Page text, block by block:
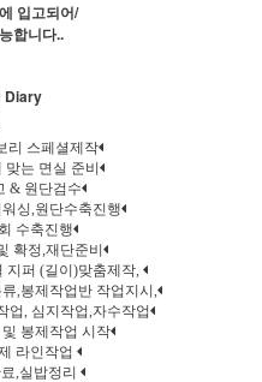
입고되어/
합니다..
Diary
리 스페셜제작
는 면실 준비
& 원단검수
싱,원단수축진행
수축진행
확정,재단준비
지퍼 (길이)맞춤제작,
,봉제작업반 작업지시,
업, 심지작업,자수작업
봉제작업 시작
라인작업
,실밥정리